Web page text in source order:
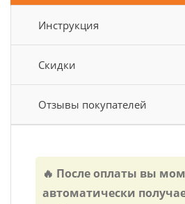
Инструкция
Скидки
Отзывы покупателей
🔥 После оплаты вы
автоматически